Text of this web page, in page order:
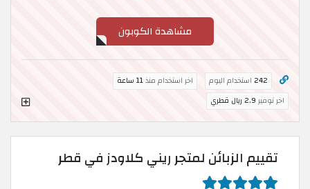
مشاهدة الكوبون
242 استخدام اليوم اخر استخدام منذ11 ساعة
اخر توفير 2.9 ريال قطري
تقييم الزبائن لمتجر ريني كلاودز في قطر